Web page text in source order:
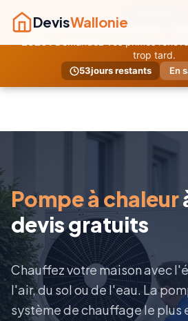
DevisWallonie
Primes temporaires Wallonie —
trop tard.
53jours restants En
Pompe à chaleur
devis gratuits
Chauffez votre maison avec
l'air, du sol ou de l'eau. La
système de chauffage le plus